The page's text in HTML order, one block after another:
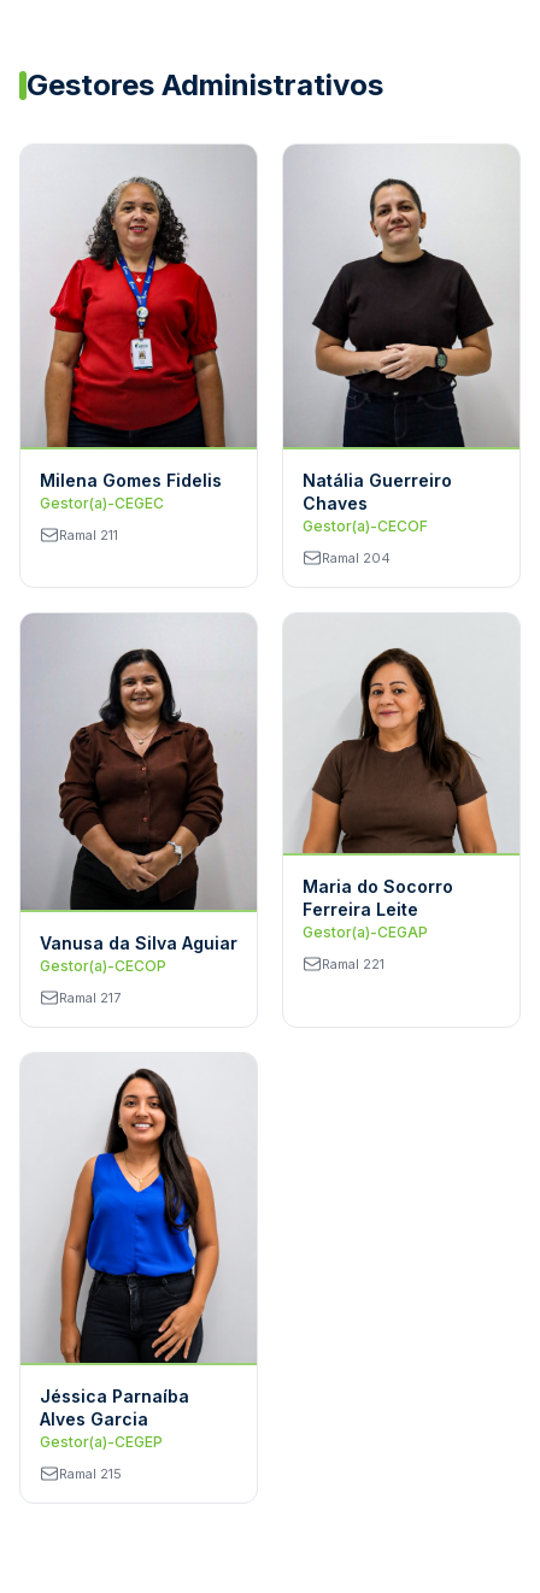
Gestores Administrativos
Milena Gomes Fidelis
Gestor(a)-CEGEC
Ramal 211
Natália Guerreiro
Chaves
Gestor(a)-CECOF
Ramal 204
Vanusa da Silva Aguiar
Gestor(a)-CECOP
Ramal 217
Maria do Socorro
Ferreira Leite
Gestor(a)-CEGAP
Ramal 221
Jéssica Parnaíba
Alves Garcia
Gestor(a)-CEGEP
Ramal 215